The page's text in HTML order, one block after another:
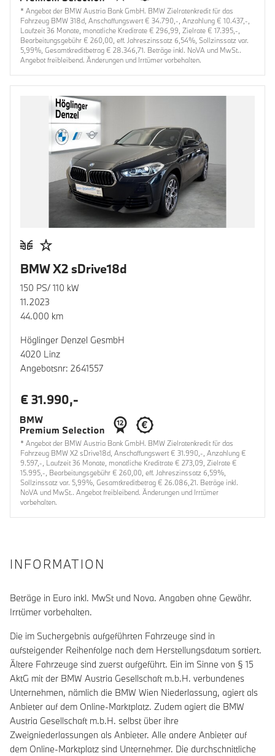
* Angebot der BMW Austria Bank GmbH. BMW Zielratenkredit für das
Fahrzeug BMW 318d, Anschaffungswert € 34.790,-, Anzahlung € 10.437,-,
Laufzeit 36 Monate, monatliche Kreditrate € 296,99, Zielrate € 17.395,-,
Bearbeitungsgebühr € 260,00, eff. Jahreszinssatz 6,54%, Sollzinssatz var.
5,99%, Gesamtkreditbetrag € 28.346,71. Beträge inkl. NoVA und MwSt..
Angebot freibleibend. Änderungen und Irrtümer vorbehalten.
BMW X2 sDrive18d
150 PS/ 110 kW
11.2023
44.000 km
Höglinger Denzel GesmbH
4020 Linz
Angebotsnr: 2641557
€ 31.990,-
* Angebot der BMW Austria Bank GmbH. BMW Zielratenkredit für das
Fahrzeug BMW X2 sDrive18d, Anschaffungswert € 31.990,-, Anzahlung €
9.597,-, Laufzeit 36 Monate, monatliche Kreditrate € 273,09, Zielrate €
15.995,-, Bearbeitungsgebühr € 260,00, eff. Jahreszinssatz 6,59%,
Sollzinssatz var. 5,99%, Gesamtkreditbetrag € 26.086,21. Beträge inkl.
NoVA und MwSt.. Angebot freibleibend. Änderungen und Irrtümer
vorbehalten.
INFORMATION
Beträge in Euro inkl. MwSt und Nova. Angaben ohne Gewähr.
Irrtümer vorbehalten.
Die im Suchergebnis aufgeführten Fahrzeuge sind in
aufsteigender Reihenfolge nach dem Herstellungsdatum sortiert.
Ältere Fahrzeuge sind zuerst aufgeführt. Ein im Sinne von § 15
AktG mit der BMW Austria Gesellschaft m.b.H. verbundenes
Unternehmen, nämlich die BMW Wien Niederlassung, agiert als
Anbieter auf dem Online-Marktplatz. Zudem agiert die BMW
Austria Gesellschaft m.b.H. selbst über ihre
Zweigniederlassungen als Anbieter. Alle andere Anbieter auf
dem Online-Marktplatz sind Unternehmer. Die durchschnittliche